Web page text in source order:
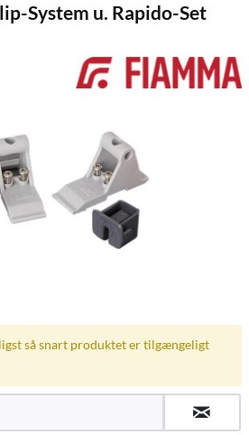
System u. Rapido-Set
så snart produktet er tilgængeligt